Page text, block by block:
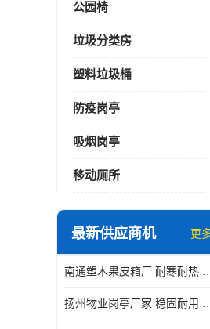
公园椅
垃圾分类房
塑料垃圾桶
防疫岗亭
吸烟岗亭
移动厕所
最新供应商机 更
南通塑木果皮箱厂 耐寒
扬州物业岗亭厂家 稳